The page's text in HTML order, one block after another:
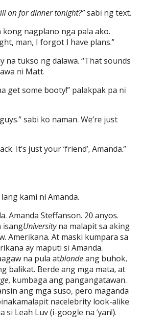
on for dinner tonight?”sabi ng text.
kong nagplano nga pala ako.
man, I forgot I have plans.”
na tukso ng dalawa. “That sounds
ni Matt.
get some booty!” palakpak pa ni
sabi ko naman. We’re just
It’s just your ‘friend’, Amanda.”
kami ni Amanda.
Amanda Steffanson. 20 anyos.
isangUniversityna malapit sa aking
Amerikana. At maski kumpara sa
ay maputi si Amanda.
na pula atblondeang buhok,
balikat. Berde ang mga mata, at
, kumbaga ang pangangatawan.
ang mga suso, pero maganda
nacelebrity look-alike
si Leah Luv (i-google na ‘yan!).